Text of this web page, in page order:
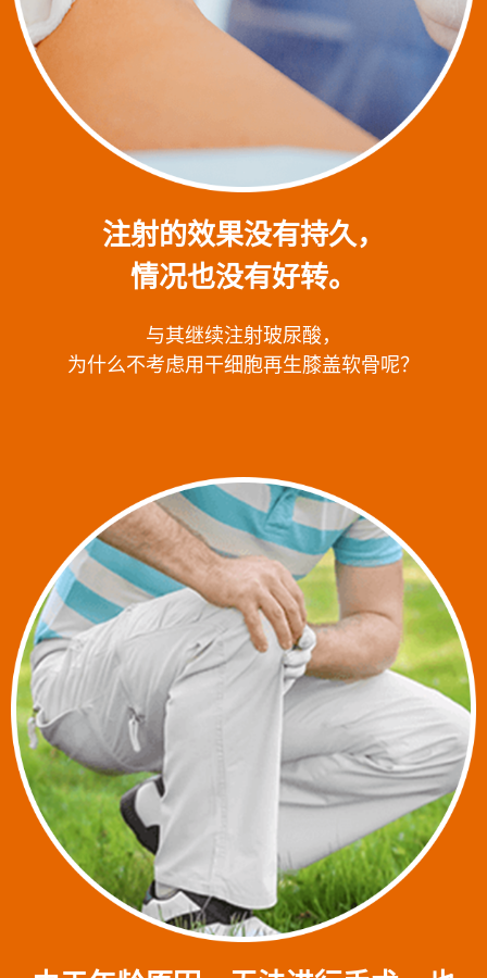
注射的效果没有持久，
情况也没有好转。
与其继续注射玻尿酸，
为什么不考虑用干细胞再生膝盖软骨呢？